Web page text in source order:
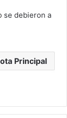
se debieron a
Principal